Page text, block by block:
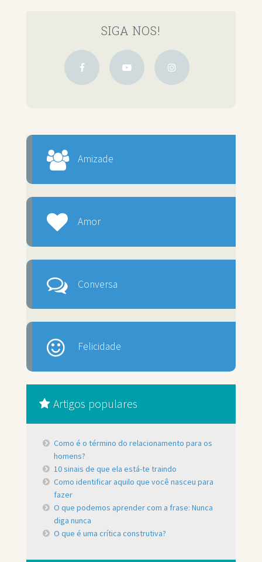
SIGA NOS!
Amizade
Amor
Conversa
Felicidade
Artigos populares
Como é o término do relacionamento para os
homens?
10 sinais de que ela está-te traindo
Como identificar aquilo que você nasceu para
fazer
O que podemos aprender com a frase: Nunca
diga nunca
O que é uma crítica construtiva?